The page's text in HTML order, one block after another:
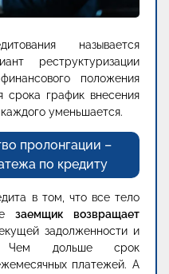
называется
реструктуризации
положения
срока график внесения
уменьшается.
пролонгации –
по кредиту
в том, что все тело
заемщик возвращает
задолженности и
Чем дольше срок
платежей. А